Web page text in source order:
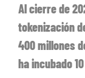
Al cierre de
tokenización
400 millones
ha incubado